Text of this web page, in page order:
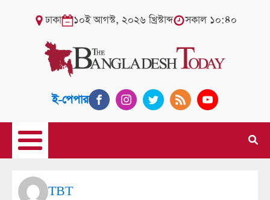
ঢাকা ১০ই আগস্ট, ২০২৬ খ্রিস্টাব্দ সকাল ১০:৪০
ই-পেপার
TBT